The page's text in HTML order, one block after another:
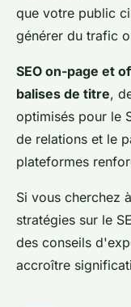
que votre public
générer du trafic
SEO on-page et
balises de titre,
optimisés pour le
de relations et le
plateformes
Si vous cherchez
stratégies sur le
des conseils
accroître